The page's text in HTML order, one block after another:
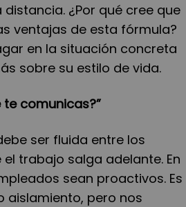
¿Por qué cree que
ventajas de esta fórmula?
en la situación concreta
sobre su estilo de vida.
comunicas?”
ser fluida entre los
trabajo salga adelante. En
sean proactivos. Es
aislamiento, pero nos